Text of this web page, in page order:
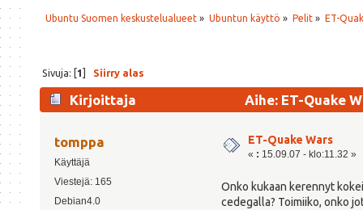
Ubuntu Suomen keskustelualueet » Ubuntun käyttö » Pelit» ET-
Sivuja: [1] Siirry alas
Kirjoittaja Aihe: ET-Quake
tomppa
Käyttäjä
Viestejä: 165
Debian4.0
ET-Quake Wars
« : 15.09.07 - klo:11.32 »
Onko kukaan kerennyt
cedegalla? Toimiiko, onko